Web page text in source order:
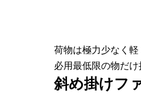
荷物は極力少なく軽
必用最低限の物だ
斜め掛けフ